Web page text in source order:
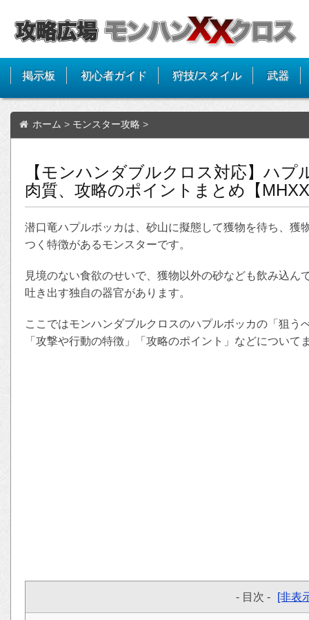
掲示板 初心者ガイド 狩技/スタイル 武器
ホーム > モンスター攻略 >
【モンハンダブルクロス対応】ハ
肉質、攻略のポイントまとめ【
潜口竜ハプルボッカは、砂山に擬態して獲物を待ち、獲
つく特徴があるモンスターです。
見境のない食欲のせいで、獲物以外の砂なども飲み込ん
吐き出す独自の器官があります。
ここではモンハンダブルクロスのハプルボッカの「狙う
「攻撃や行動の特徴」「攻略のポイント」などについて
- 目次 - [非表